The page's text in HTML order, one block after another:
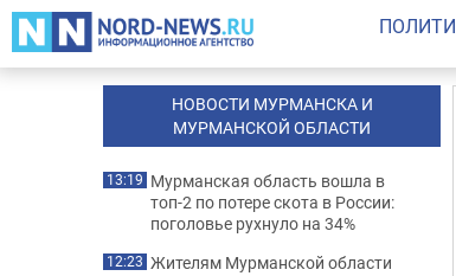
НОВОСТИ МУРМАНСКА И
МУРМАНСКОЙ ОБЛАСТИ
13:19 Мурманская область вошла в
топ-2 по потере скота в России:
поголовье рухнуло на 34%
12:23 Жителям Мурманской области